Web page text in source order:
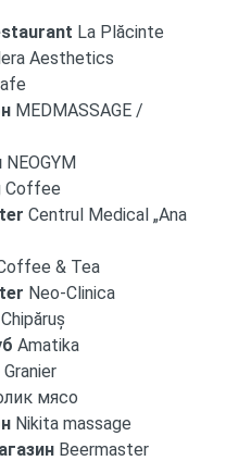
La Plăcinte
Aesthetics
MEDMASSAGE /
NEOGYM
Coffee
Centrul Medical „Ana
& Tea
Neo-Clinica
Amatika
Granier
мясо
Nikita massage
Beermaster